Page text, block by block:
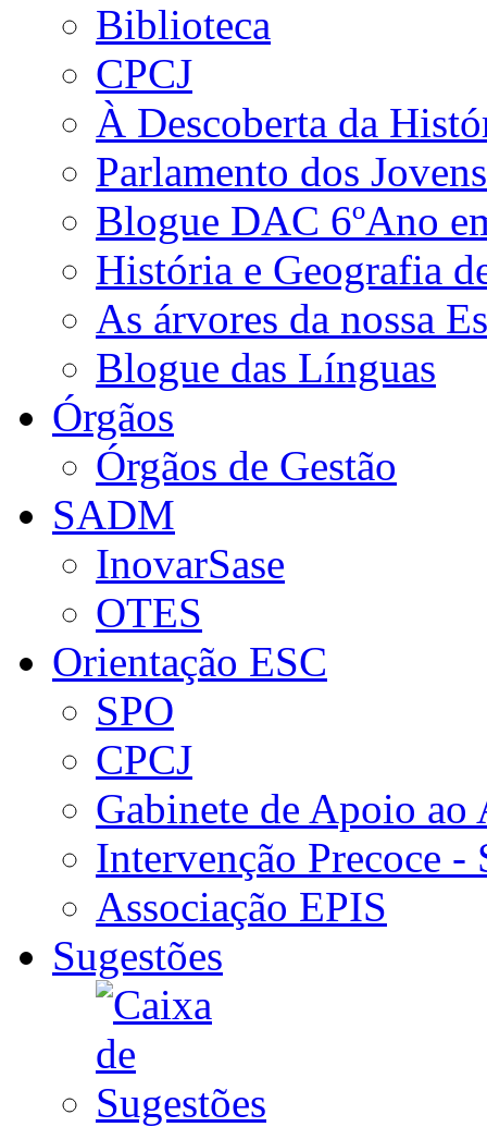
Biblioteca
CPCJ
À Descoberta da
Parlamento dos Jovens
Blogue DAC 6ºAno
História e Geografia
As árvores da nossa
Blogue das Línguas
Órgãos
Órgãos de Gestão
SADM
InovarSase
OTES
Orientação ESC
SPO
CPCJ
Gabinete de Apoio ao
Intervenção Precoce -
Associação EPIS
Sugestões